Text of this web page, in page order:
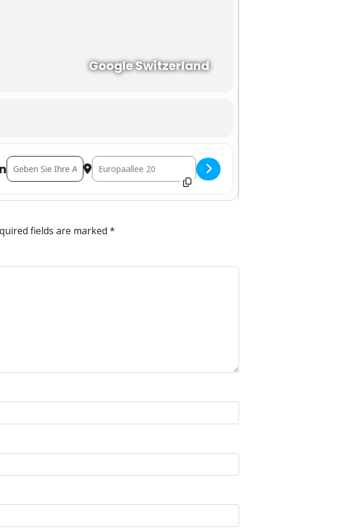
Google Switzerland
Address - Event Google Update für Händler [zKGU5BqoN]
Destination Address - Event Google Update für Händler [0kRJCNuiZ]
fields are marked *